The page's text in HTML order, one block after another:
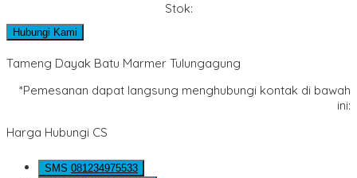
Stok:
Hubungi Kami
Tameng Dayak Batu Marmer Tulungagung
*Pemesanan dapat langsung menghubungi kontak di bawah
ini:
Harga Hubungi CS
SMS 081234975533